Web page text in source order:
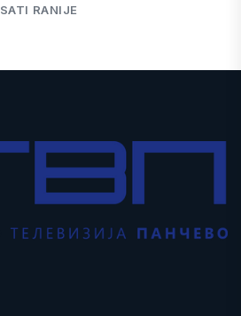
RANIJE